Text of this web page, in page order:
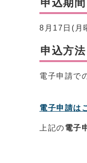
申込期間
8月17日(月
申込方法
電子申請で
電子申請は
上記の電子